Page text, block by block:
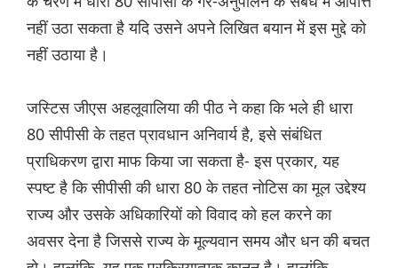
नहीं उठा सकता है यदि उसने अपने लिखित बयान में इस मुद्दे को
नहीं उठाया है।
जस्टिस जीएस अहलूवालिया की पीठ ने कहा कि भले ही धारा
80 सीपीसी के तहत प्रावधान अनिवार्य है, इसे संबंधित
प्राधिकरण द्वारा माफ किया जा सकता है- इस प्रकार, यह
स्पष्ट है कि सीपीसी की धारा 80 के तहत नोटिस का मूल उद्देश्य
राज्य और उसके अधिकारियों को विवाद को हल करने का
अवसर देना है जिससे राज्य के मूल्यवान समय और धन की बचत